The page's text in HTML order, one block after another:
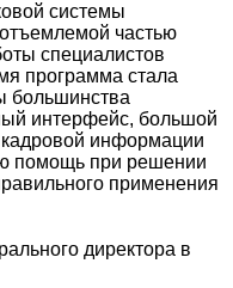
системы
частью
специалистов
программа стала
большинства
интерфейс, большой
кадровой информации
помощь при решении
применения
директора в